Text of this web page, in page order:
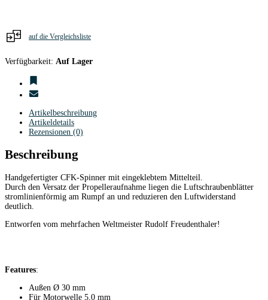
Menge
auf die Vergleichsliste
Verfügbarkeit: Auf Lager
Artikelbeschreibung
Artikeldetails
Rezensionen (0)
Beschreibung
Handgefertigter CFK-Spinner mit eingeklebtem Mittelteil.
Durch den Versatz der Propelleraufnahme liegen die Luftschraubenblätter
stromlinienförmig am Rumpf an und reduzieren den Luftwiderstand
deutlich.
Entworfen vom mehrfachen Weltmeister Rudolf Freudenthaler!
Features:
Außen Ø 30 mm
Für Motorwelle 5,0 mm